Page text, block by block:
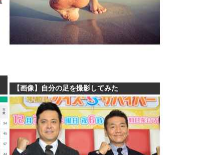
【画像】自分の足を撮影してみた